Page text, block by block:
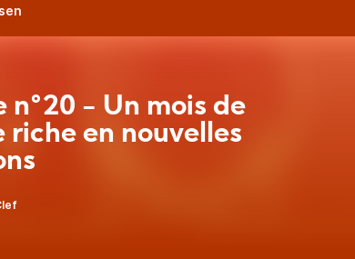
n°20 - Un mois de
riche en nouvelles